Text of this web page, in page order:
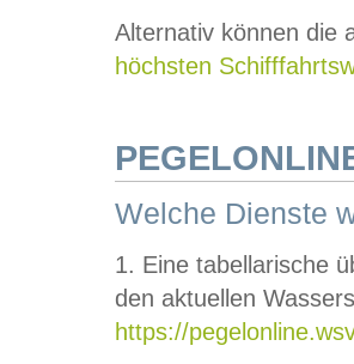
Alternativ können die
höchsten
Welche Dienste
1. Eine tabellarische
den aktuellen
https://